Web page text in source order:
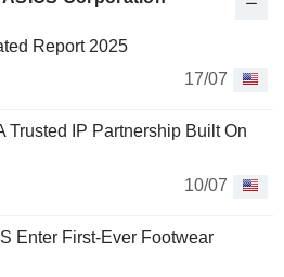
Report 2025
17/07
Trusted IP Partnership Built On
10/07
Enter First-Ever Footwear